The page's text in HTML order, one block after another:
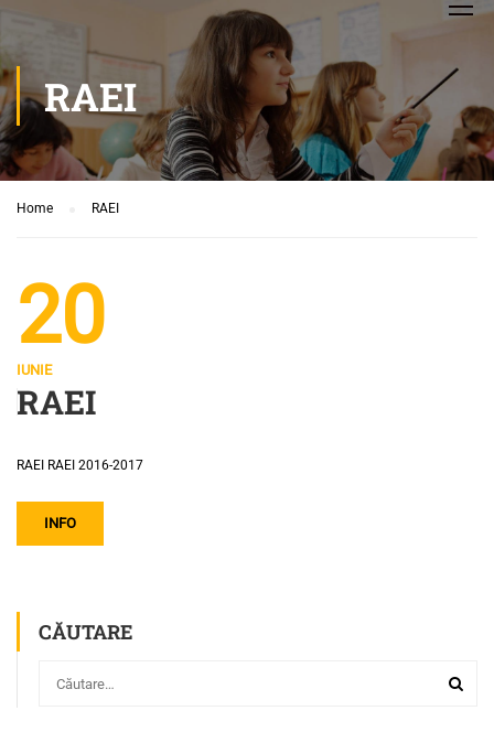
RAEI
Home RAEI
20
IUNIE
RAEI
RAEI RAEI 2016-2017
INFO
CĂUTARE